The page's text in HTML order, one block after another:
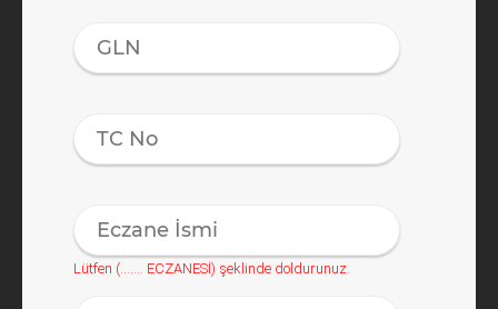
Lütfen (……. ECZANESİ) şeklinde doldurunuz.